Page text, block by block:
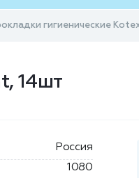
гигиенические
14шт
Россия
1080